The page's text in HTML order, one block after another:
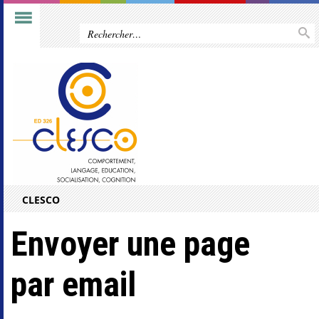
CLESCO
Envoyer une page
par email